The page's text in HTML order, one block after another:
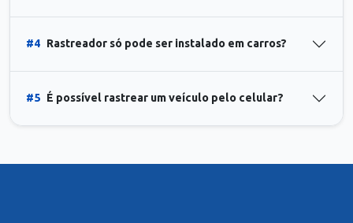
#4 Rastreador só pode ser instalado em carros?
#5 É possível rastrear um veículo pelo celular?